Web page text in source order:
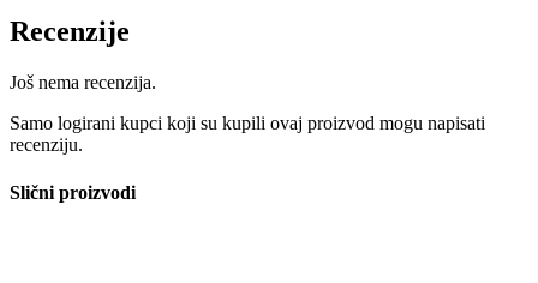
Recenzije
Još nema recenzija.
Samo logirani kupci koji su kupili ovaj proizvod mogu napisati
recenziju.
Slični proizvodi